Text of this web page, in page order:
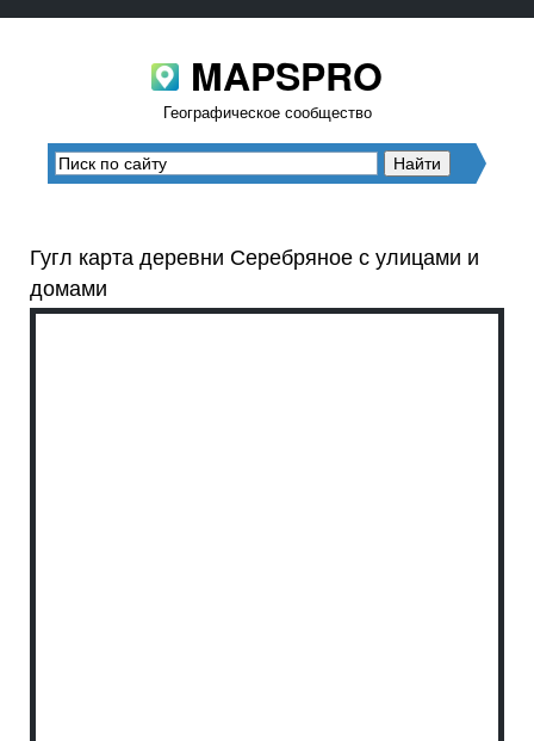
MAPSPRO
Географическое сообщество
Гугл карта деревни Серебряное с улицами и
домами